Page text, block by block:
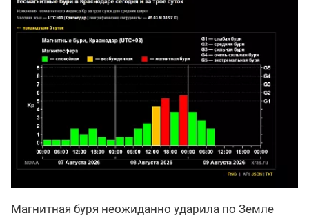
Магнитная буря неожиданно ударила по Земле